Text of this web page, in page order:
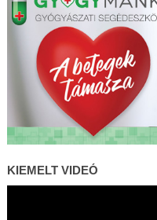
KIEMELT VIDEÓ